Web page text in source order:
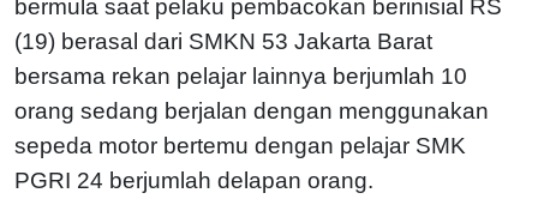
bermula saat pelaku pembacokan berinisial RS
(19) berasal dari SMKN 53 Jakarta Barat
bersama rekan pelajar lainnya berjumlah 10
orang sedang berjalan dengan menggunakan
sepeda motor bertemu dengan pelajar SMK
PGRI 24 berjumlah delapan orang.